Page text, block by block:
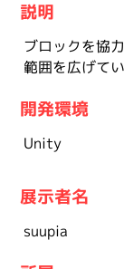
説明
ブロックを協
範囲を広げて
開発環境
Unity
展示者名
suupia